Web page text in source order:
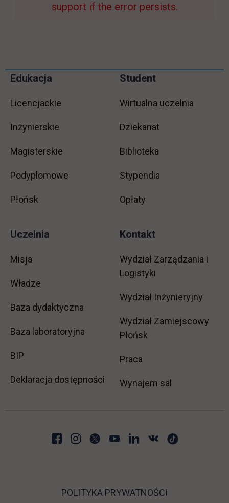
support if the error persists.
Pomiń
Informacje w stopce
Edukacja
Licencjackie
Inżynierskie
Magisterskie
Podyplomowe
Płońsk
Student
Wirtualna uczelnia
Dziekanat
Biblioteka
Stypendia
Opłaty
Uczelnia
Misja
Władze
Baza dydaktyczna
Baza laboratoryjna
BIP link otwiera się w nowej karcie
Deklaracja dostępności
Kontakt
Wydział Zarządzania i
Logistyki
Wydział Inżynieryjny
Wydział Zamiejscowy
Płońsk
Praca
Wynajem sal
POLITYKA PRYWATNOŚCI